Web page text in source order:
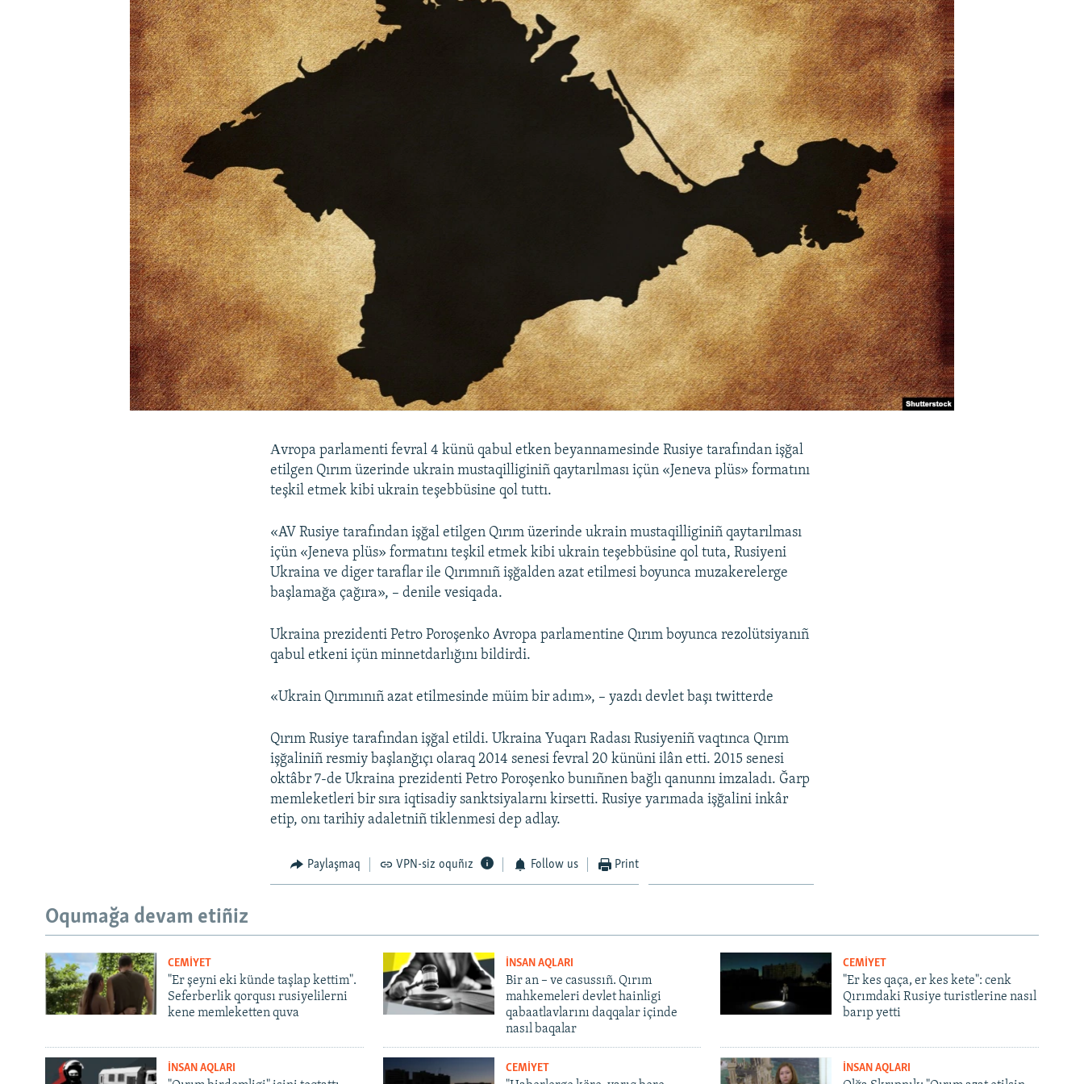
Аvropa parlamenti fevral 4 künü qabul etken beyannamesinde Rusiye tarafından işğal
etilgen Qırım üzerinde ukrain mustaqilliginiñ qaytarılması içün «Jeneva plüs» formatını
teşkil etmek kibi ukrain teşebbüsine qol tuttı.
«AV Rusiye tarafından işğal etilgen Qırım üzerinde ukrain mustaqilliginiñ qaytarılması
içün «Jeneva plüs» formatını teşkil etmek kibi ukrain teşebbüsine qol tuta, Rusiyeni
Ukraina ve diger taraflar ile Qırımnıñ işğalden azat etilmesi boyunca muzakerelerge
başlamağa çağıra», – denile vesiqada.
Ukraina prezidenti Petro Poroşenko Avropa parlamentine Qırım boyunca rezolütsiyanıñ
qabul etkeni içün minnetdarlığını bildirdi.
«Ukrain Qırımınıñ azat etilmesinde müim bir adım», – yazdı devlet başı twitterde
Qırım Rusiye tarafından işğal etildi. Ukraina Yuqarı Radası Rusiyeniñ vaqtınca Qırım
işğaliniñ resmiy başlanğıçı olaraq 2014 senesi fevral 20 kününi ilân etti. 2015 senesi
oktâbr 7-de Ukraina prezidenti Petro Poroşenko bunıñnen bağlı qanunnı imzaladı. Ğarp
memleketleri bir sıra iqtisadiy sanktsiyalarnı kirsetti. Rusiye yarımada işğalini inkâr
etip, onı tarihiy adaletniñ tiklenmesi dep adlay.
Paylaşmaq VPN-siz oquñız Follow us Print
Oqumağa devam etiñiz
CEMİYET
"Er şeyni eki künde taşlap kettim".
Seferberlik qorqusı rusiyelilerni
kene memleketten quva
İNSAN AQLARI
Bir an – ve casussıñ. Qırım
mahkemeleri devlet hainligi
qabaatlavlarını daqqalar içinde
nasıl baqalar
CEMİYET
"Er kes qaça, er kes kete": cenk
Qırımdaki Rusiye turistlerine nasıl
barıp yetti
İNSAN AQLARI CEMİYET İNSAN AQLARI